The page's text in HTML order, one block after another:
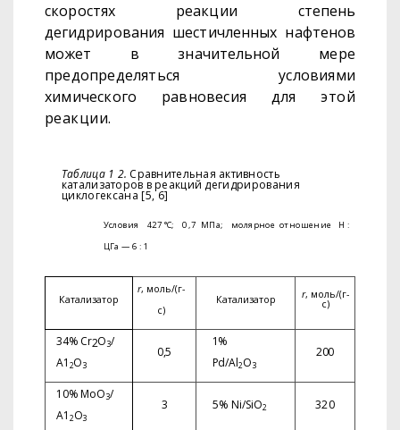
скоростях реакции степень
дегидрирования шестичленных нафтенов
может в значитель­ной мере
предопределяться условиями
химического равновесия дляэтой
реакции.
Таблица 1 2. Сравнительная активность
катализаторов в реакций дегидрирования
циклогексана [5, 6]
Условия 427 °С; 0,7 МПа; молярное отношение H :
ЦГа — 6 : 1
Катализатор
r, моль/(г-
с)
Катализатор r, моль/(г-
с)
34% Сr2О3/
А1 2О3
0,5
1%
Pd/Al2O3
200
10% МоО3/
А1 2О3
3 5% Ni/SiO2 320